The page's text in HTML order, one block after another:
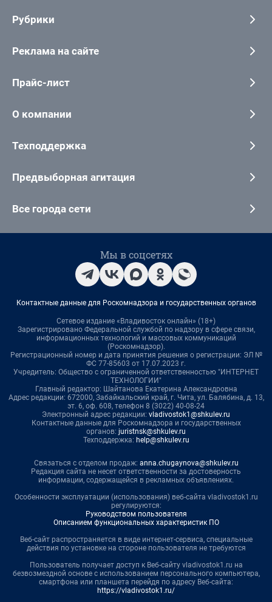
Рубрики
Реклама на сайте
Прайс-лист
О компании
Техподдержка
Предвыборная агитация
Все города сети
Мы в соцсетях
Контактные данные для Роскомнадзора и государственных органов
Сетевое издание «Владивосток онлайн» (18+)
Зарегистрировано Федеральной службой по надзору в сфере связи,
информационных технологий и массовых коммуникаций
(Роскомнадзор).
Регистрационный номер и дата принятия решения о регистрации: ЭЛ №
ФС 77-85603 от 17.07.2023 г.
Учредитель: Общество с ограниченной ответственностью "ИНТЕРНЕТ
ТЕХНОЛОГИИ"
Главный редактор: Шайтанова Екатерина Александровна
Адрес редакции: 672000, Забайкальский край, г. Чита, ул. Балябина, д. 13,
эт. 6, оф. 608, телефон 8 (3022) 40-08-24
Электронный адрес редакции: vladivostok1@shkulev.ru
Контактные данные для Роскомнадзора и государственных
органов: juristnsk@shkulev.ru
Техподдержка: help@shkulev.ru
Связаться с отделом продаж: anna.chugaynova@shkulev.ru
Редакция сайта не несет ответственности за достоверность
информации, содержащейся в рекламных объявлениях.
Особенности эксплуатации (использования) веб-сайта vladivostok1.ru
регулируются:
Руководством пользователя
Описанием функциональных характеристик ПО
Веб-сайт распространяется в виде интернет-сервиса, специальные
действия по установке на стороне пользователя не требуются
Пользователь получает доступ к Веб-сайту vladivostok1.ru на
безвозмездной основе с использованием персонального компьютера,
смартфона или планшета перейдя по адресу Веб-сайта:
https://vladivostok1.ru/